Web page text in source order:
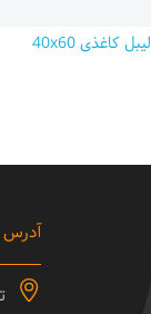
لیبل کاغذی 40x60
آدرس